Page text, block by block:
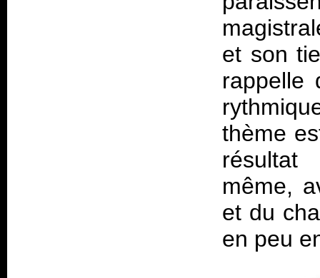
et son
rappelle
thème
résultat
même,
et du
en peu